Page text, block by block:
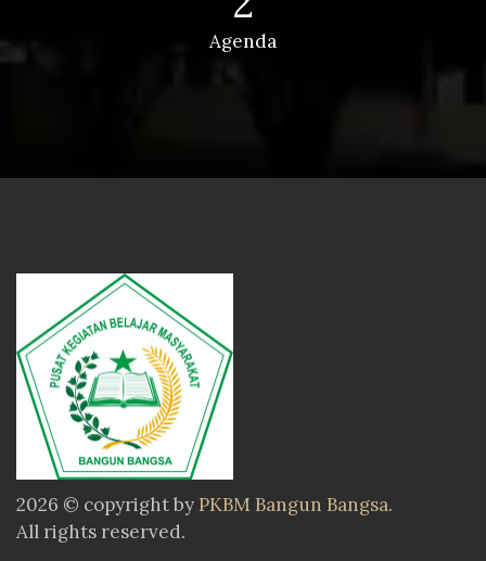
Agenda
2026 © copyright by PKBM Bangun Bangsa.
All rights reserved.